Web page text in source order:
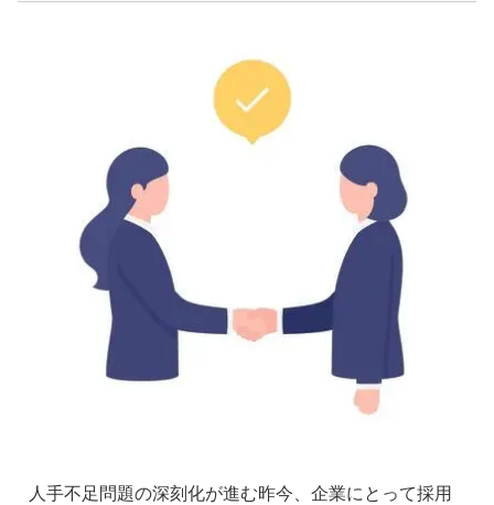
人手不足問題の深刻化が進む昨今、企業にとって採用